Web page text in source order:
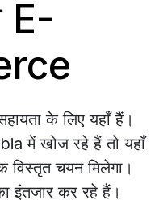
E-
के लिए यहाँ हैं।
में खोज रहे हैं तो यहाँ
विस्तृत चयन मिलेगा।
इंतजार कर रहे हैं।